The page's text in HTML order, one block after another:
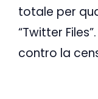
totale per
“Twitter
contro la